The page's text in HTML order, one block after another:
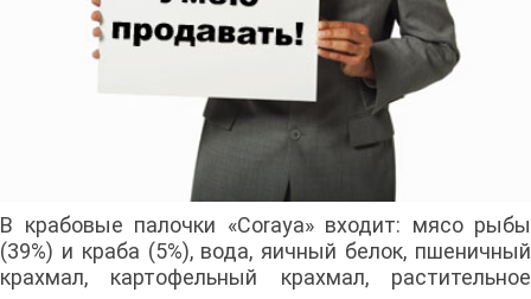
В крабовые палочки «Coraya» входит: мясо рыбы
(39%) и краба (5%), вода, яичный белок, пшеничный
крахмал, картофельный крахмал, растительное